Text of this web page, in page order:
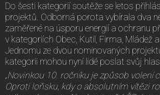
Do šesti kategorií soutěže se letos
projektů. Odborná porota vybírala dva
zaměřené na úsporu energií a ochranu
v kategoriích Obec, Kutil, Firma, Mládež
Jednomu ze dvou nominovaných
kategorii mohou nyní lidé poslat svůj hlas.
„Novinkou 10. ročníku je způsob volení
Oproti loňsku, kdy o absolutním vítězi